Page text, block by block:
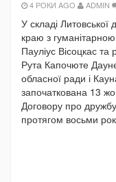
4 РОКИ AGO ADMIN
У складі
краю з
Пауліус Вісоцкас
Рута Капочюте
обласної ради і
започаткована 13
Договору про
протягом восьми